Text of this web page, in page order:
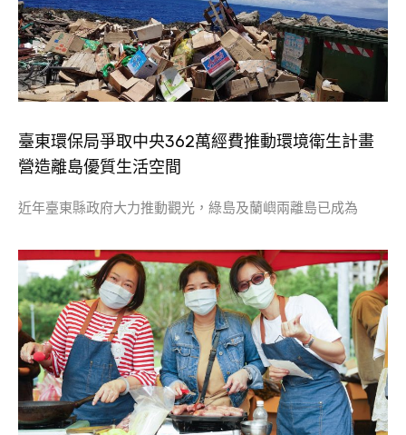
臺東環保局爭取中央362萬經費推動環境衛生計畫
營造離島優質生活空間
近年臺東縣政府大力推動觀光，綠島及蘭嶼兩離島已成為